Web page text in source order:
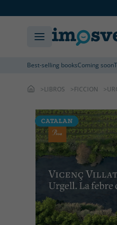
Best-selling booksComing soon
LIBROS FICCION
CATALAN